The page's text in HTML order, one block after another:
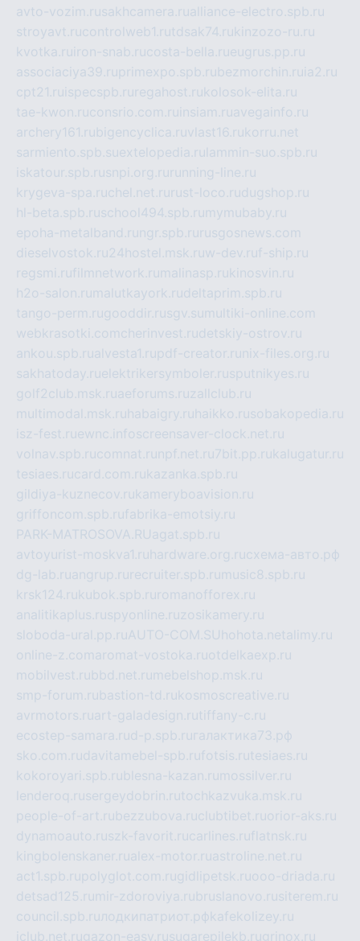
avto-vozim.rusakhcamera.rualliance-electro.spb.ru
stroyavt.rucontrolweb1.rutdsak74.rukinzozo-ru.ru
kvotka.ru iron-snab.rucosta-bella.rueugrus.pp.ru
associaciya39.ruprimexpo.spb.rubezmorchin.ru ia2.ru
cpt21.ru ispecspb.ru regahost.rukolosok-elita.ru
tae-kwon.ruconsrio.com.ru insiam.ruavegainfo.ru
archery161.rubigencyclica.ruvlast16.rukorru.net
sarmiento.spb.suextelopedia.ru lammin-suo.spb.ru
iskatour.spb.rusnpi.org.ru running-line.ru
krygeva-spa.ruchel.net.ru rust-loco.rudugshop.ru
hl-beta.spb.ruschool494.spb.ru mymubaby.ru
epoha-metalband.ru ngr.spb.ru rusgosnews.com
dieselvostok.ru24hostel.msk.ruw-dev.ruf-ship.ru
regsmi.rufilmnetwork.ru malinasp.rukinosvin.ru
h2o-salon.ru malutkayork.rudeltaprim.spb.ru
tango-perm.rugooddir.rusgv.su multiki-online.com
webkrasotki.comcherinvest.rudetskiy-ostrov.ru
ankou.spb.rualvesta1.rupdf-creator.ru nix-files.org.ru
sakhatoday.ruelektrikersymboler.rusputnikyes.ru
golf2club.msk.ruaeforums.ruzallclub.ru
multimodal.msk.ru habaigry.ru haikko.rusobakopedia.ru
isz-fest.ruewnc.infoscreensaver-clock.net.ru
volnav.spb.rucomnat.ru npf.net.ru7bit.pp.rukalugatur.ru
tesiaes.rucard.com.rukazanka.spb.ru
gildiya-kuznecov.rukameryboavision.ru
griffoncom.spb.rufabrika-emotsiy.ru
PARK-MATROSOVA.RUagat.spb.ru
avtoyurist-moskva1.ru hardware.org.ruсхема-авто.рф
dg-lab.ruangrup.ru recruiter.spb.ru music8.spb.ru
krsk124.rukubok.spb.ru romanofforex.ru
analitikaplus.ruspyonline.ruzosikamery.ru
sloboda-ural.pp.ruAUTO-COM.SU hohota.netalimy.ru
online-z.comaromat-vostoka.ruotdelkaexp.ru
mobilvest.rubbd.net.ru mebelshop.msk.ru
smp-forum.rubastion-td.rukosmoscreative.ru
avrmotors.ruart-galadesign.rutiffany-c.ru
ecostep-samara.rud-p.spb.ru галактика73.рф
sko.com.rudavitamebel-spb.rufotsis.rutesiaes.ru
kokoroyari.spb.rublesna-kazan.ru mossilver.ru
lenderoq.rusergeydobrin.rutochkazvuka.msk.ru
people-of-art.rubezzubova.ruclubtibet.ruorior-aks.ru
dynamoauto.ruszk-favorit.rucarlines.ruflatnsk.ru
kingbolenskaner.rualex-motor.ruastroline.net.ru
act1.spb.rupolyglot.com.rugidlipetsk.ruooo-driada.ru
detsad125.ru mir-zdoroviya.rubruslanovo.rusiterem.ru
council.spb.ruлодкипатриот.рфkafekolizey.ru
iclub.net.rugazon-easy.rusugarepilekb.rugrinox.ru